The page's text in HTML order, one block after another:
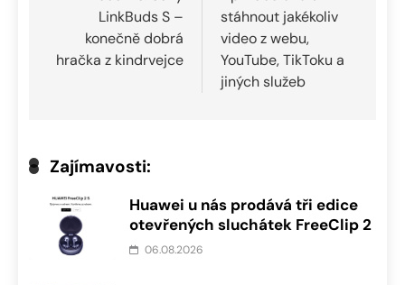
příspěvek
LinkBuds S –
konečně dobrá
hračka z kindrvejce
stáhnout jakékoliv
video z webu,
YouTube, TikToku a
jiných služeb
Zajímavosti:
Huawei u nás prodává tři edice
otevřených sluchátek FreeClip 2
06.08.2026